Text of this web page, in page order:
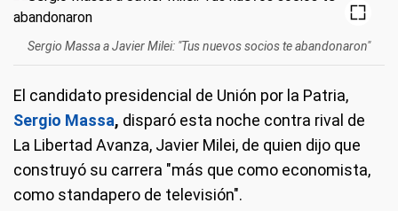
Sergio Massa a Javier Milei: "Tus nuevos socios te abandonaron"
El candidato presidencial de Unión por la Patria,
Sergio Massa, disparó esta noche contra rival de
La Libertad Avanza, Javier Milei, de quien dijo que
construyó su carrera "más que como economista,
como standapero de televisión".